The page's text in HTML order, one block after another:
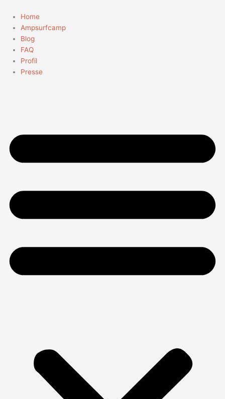
Inhalt
springen
Home
Ampsurfcamp
Blog
FAQ
Profil
Presse
nach: